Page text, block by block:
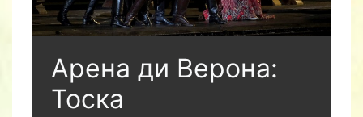
Арена ди Верона:
Тоска